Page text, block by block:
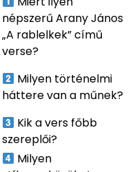
népszerű Arany János
„A rablelkek” című
verse?
Milyen történelmi
háttere van a műnek?
Kik a vers főbb
szereplői?
Milyen